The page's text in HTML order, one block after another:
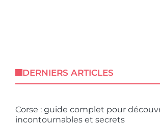
DERNIERS ARTICLES
Corse : guide complet pour
incontournables et secrets